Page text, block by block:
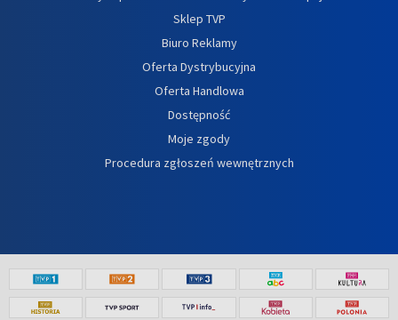
Sklep TVP
Biuro Reklamy
Oferta Dystrybucyjna
Oferta Handlowa
Dostępność
Moje zgody
Procedura zgłoszeń wewnętrznych